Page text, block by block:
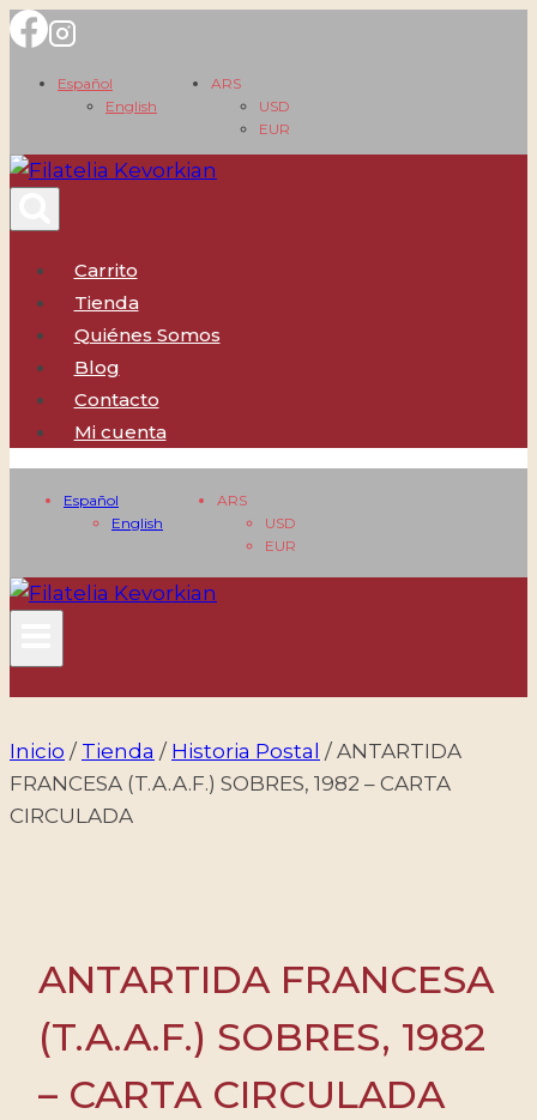
Saltar
contenido
Español
English
ARS
USD
EUR
Carrito
Tienda
Quiénes Somos
Blog
Contacto
Mi cuenta
Español
English
ARS
USD
EUR
Inicio / Tienda / Historia Postal / ANTARTIDA
FRANCESA (T.A.A.F.) SOBRES, 1982 – CARTA
CIRCULADA
ANTARTIDA FRANCESA
(T.A.A.F.) SOBRES, 1982
– CARTA CIRCULADA